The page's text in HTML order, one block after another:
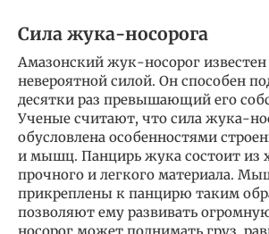
Сила жука-носорога
Амазонский жук-носорог известен
невероятной силой. Он способен
десятки раз превышающий его
Ученые считают, что сила жука-
обусловлена особенностями
и мышц. Панцирь жука состоит из
прочного и легкого материала.
прикреплены к панцирю таким
позволяют ему развивать